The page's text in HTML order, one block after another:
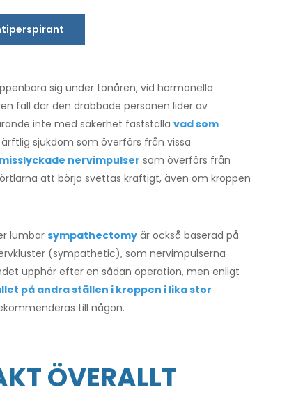
sig under tonåren, vid hormonella
fall där den drabbade personen lider av
inte med säkerhet fastställa vad som
sjukdom som överförs från vissa
misslyckade nervimpulser som överförs från
att börja svettas kraftigt, även om kroppen
lumbar sympathectomyär också baserad på
(sympathetic), som nervimpulserna
upphör efter en sådan operation, men enligt
på andra ställen i kroppen i lika stor
till någon.
ÖVERALLT